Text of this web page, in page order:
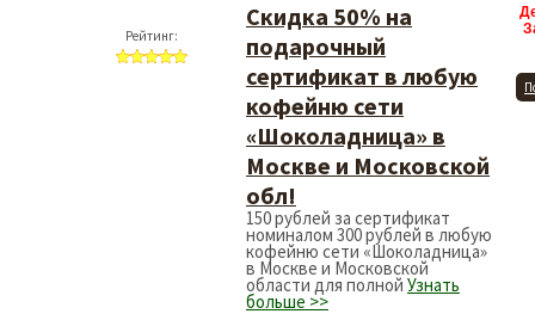
Рейтинг:
Скидка 50% на
подарочный
сертификат в любую
кофейню сети
«Шоколадница» в
Москве и Московской
обл!
150 рублей за сертификат
номиналом 300 рублей в любую
кофейню сети «Шоколадница»
в Москве и Московской
области для полной Узнать
больше >>